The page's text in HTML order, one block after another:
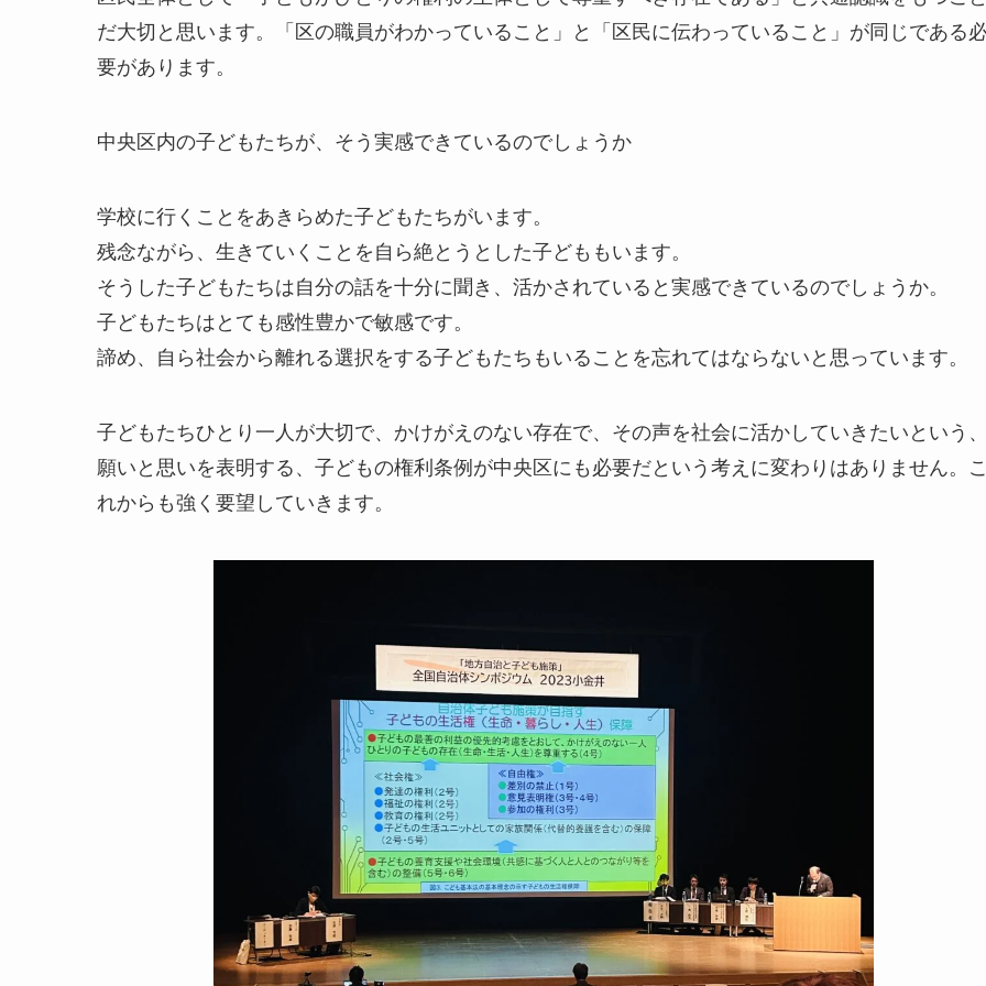
だ大切と思います。「区の職員がわかっていること」と「区民に伝わっていること」が同じである
要があります。
中央区内の子どもたちが、そう実感できているのでしょうか
学校に行くことをあきらめた子どもたちがいます。
残念ながら、生きていくことを自ら絶とうとした子どももいます。
そうした子どもたちは自分の話を十分に聞き、活かされていると実感できているのでしょうか。
子どもたちはとても感性豊かで敏感です。
諦め、自ら社会から離れる選択をする子どもたちもいることを忘れてはならないと思っています。
子どもたちひとり一人が大切で、かけがえのない存在で、その声を社会に活かしていきたいという、
願いと思いを表明する、子どもの権利条例が中央区にも必要だという考えに変わりはありません。こ
れからも強く要望していきます。